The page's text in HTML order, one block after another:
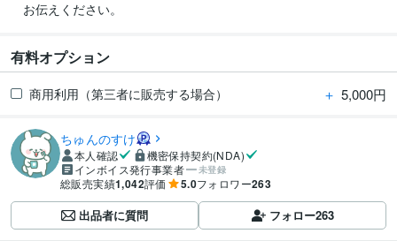
有料オプション
商用利用（第三者に販売する場合） ＋ 5,000円
ちゅんのすけ
本人確認
機密保持契約(NDA)
インボイス発行事業者
未登録
総販売実績1,042評価 5.0フォロワー263
出品者に質問 フォロー263